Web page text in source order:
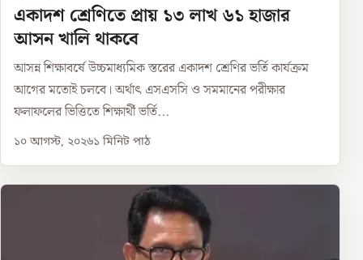
একাদশ শ্রেণিতে প্রায় ১৩ লাখ ৬১ হাজার
আসন খালি থাকবে
আসন্ন শিক্ষাবর্ষে উচ্চমাধ্যমিক স্তরের একাদশ শ্রেণির ভর্তি কার্যক্রম
আগের মতোই চলবে। অর্থাৎ এসএসসি ও সমমানের পরীক্ষার
ফলাফলের ভিত্তিতে শিক্ষার্থী ভর্তি...
১০ আগস্ট, ২০২৬১ মিনিট পাঠ